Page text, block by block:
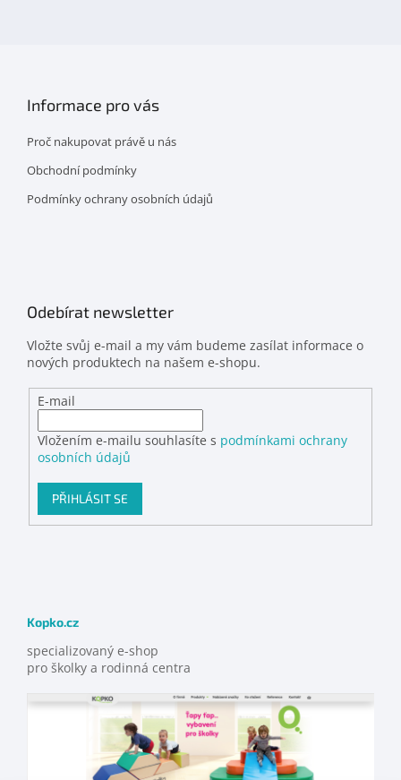
Informace pro vás
Proč nakupovat právě u nás
Obchodní podmínky
Podmínky ochrany osobních údajů
Odebírat newsletter
Vložte svůj e-mail a my vám budeme zasílat informace o
nových produktech na našem e-shopu.
E-mail
Vložením e-mailu souhlasíte s podmínkami ochrany
osobních údajů
PŘIHLÁSIT SE
Kopko.cz
specializovaný e-shop
pro školky a rodinná centra